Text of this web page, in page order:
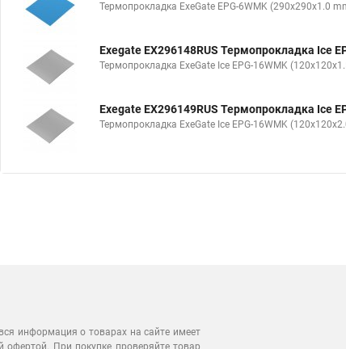
Термопрокладка ExeGate EPG-6WMK (290x290x1.0
Exegate EX296148RUS Термопрокладка Ice
Термопрокладка ExeGate Ice EPG-16WMK
Exegate EX296149RUS Термопрокладка Ice
Термопрокладка ExeGate Ice EPG-16WMK
информация о товарах на сайте имеет
офертой. При покупке проверяйте товар